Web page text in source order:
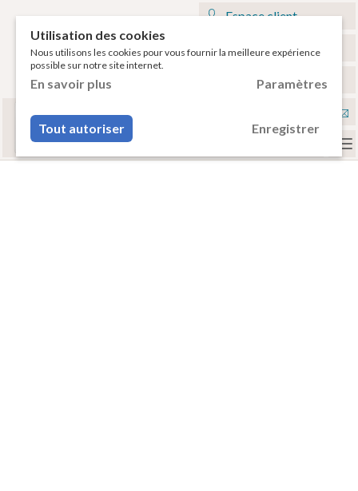
ou votre smartphone pour voir vos accessoires
compatibles.
Espace client
Mon panier
Français
Utilisation des cookies
Nous utilisons les cookies pour vous fournir la meilleure expérience
possible sur notre site internet.
En savoir plus Paramètres
Tout autoriser Enregistrer